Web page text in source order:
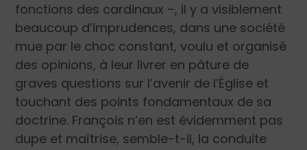
fonctions des cardinaux –, il y a visiblement
beaucoup d’imprudences, dans une société
mue par le choc constant, voulu et organisé
des opinions, à leur livrer en pâture de
graves questions sur l’avenir de l’Église et
touchant des points fondamentaux de sa
doctrine. François n’en est évidemment pas
dupe et maîtrise, semble-t-il, la conduite